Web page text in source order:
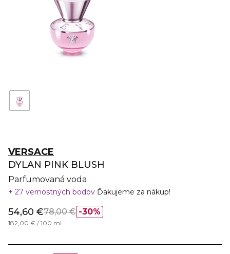
VERSACE
DYLAN PINK BLUSH
Parfumovaná voda
27 vernostných bodov Ďakujeme za nákup!
30%
54,60 €78,00 €
182,00 € / 100 ml